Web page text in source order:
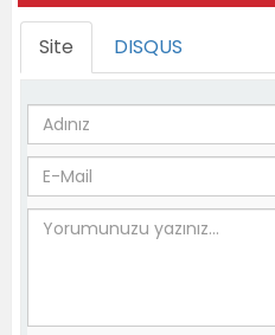
Site DISQUS